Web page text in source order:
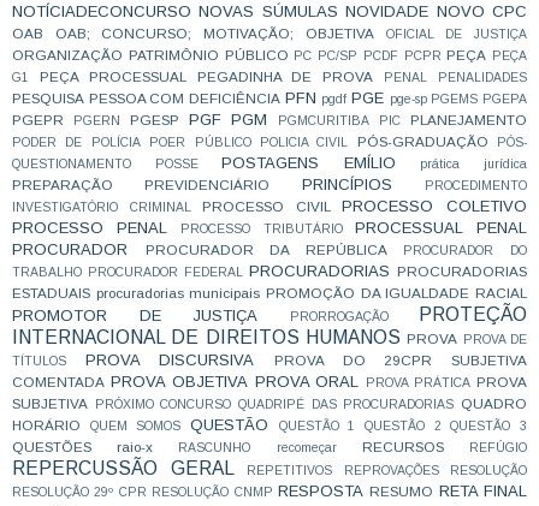
NOTÍCIADECONCURSO NOVAS SÚMULAS NOVIDADE NOVO CPC
OAB OAB; CONCURSO; MOTIVAÇÃO; OBJETIVA OFICIAL DE JUSTIÇA
ORGANIZAÇÃO PATRIMÔNIO PÚBLICO PC PC/SP PCDF PCPR PEÇA
PEÇA
G1
PEÇA PROCESSUAL PEGADINHA DE PROVA PENAL PENALIDADES
PESQUISA PESSOA COM DEFICIÊNCIA PFN pgdf PGE pge-sp PGEMS PGEPA
PGEPR PGERN PGESP PGF PGM PGMCURITIBA PIC PLANEJAMENTO
PODER DE POLÍCIA POER PÚBLICO POLICIA CIVIL PÓS-GRADUAÇÃO
PÓS-
QUESTIONAMENTO
POSSE POSTAGENS EMÍLIO prática jurídica
PREPARAÇÃO PREVIDENCIÁRIO PRINCÍPIOS
PROCEDIMENTO
INVESTIGATÓRIO CRIMINAL
PROCESSO CIVIL
PROCESSO COLETIVO
PROCESSO PENAL
PROCESSO TRIBUTÁRIO
PROCESSUAL PENAL
PROCURADOR
PROCURADOR DA REPÚBLICA
PROCURADOR DO
TRABALHO
PROCURADOR FEDERAL PROCURADORIAS PROCURADORIAS
ESTADUAIS procuradorias municipais PROMOÇÃO DA IGUALDADE RACIAL
PROMOTOR DE JUSTIÇA PRORROGAÇÃO
PROTEÇÃO
INTERNACIONAL DE DIREITOS HUMANOS PROVA
PROVA DE
TÍTULOS
PROVA DISCURSIVA
PROVA DO 29CPR SUBJETIVA
COMENTADA PROVA OBJETIVA PROVA ORAL PROVA PRÁTICA PROVA
SUBJETIVA
PRÓXIMO CONCURSO QUADRIPÉ DAS PROCURADORIAS
QUADRO
HORÁRIO
QUEM SOMOS QUESTÃO QUESTÃO 1 QUESTÃO 2 QUESTÃO 3
QUESTÕES raio-x RASCUNHO recomeçar RECURSOS REFÚGIO
REPERCUSSÃO GERAL REPETITIVOS REPROVAÇÕES
RESOLUÇÃO
RESOLUÇÃO 29º CPR
RESOLUÇÃO CNMP RESPOSTA RESUMO RETA FINAL